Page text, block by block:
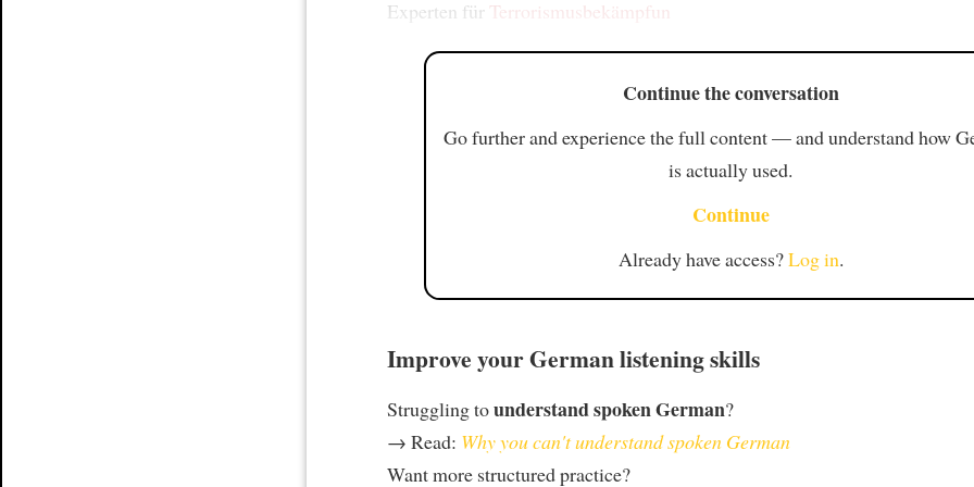
Experten für Terrorismusbekämpfun
Continue the conversation
Go further and experience the full content — and understand how
is actually used.
Continue
Already have access?Log in.
Improve your German listening skills
Struggling tounderstand spoken German?
→ Read: Why you can't understand spoken German
Want more structured practice?